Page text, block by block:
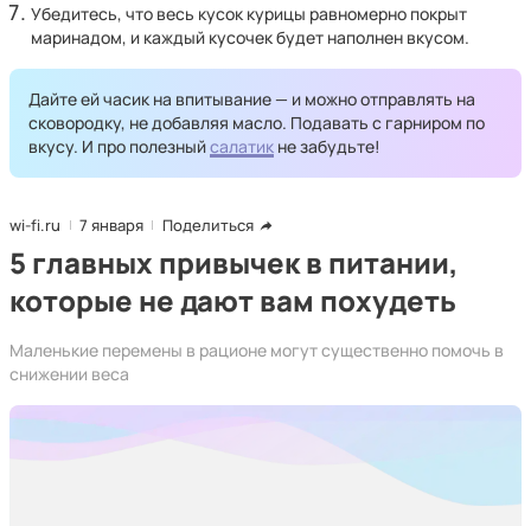
Убедитесь, что весь кусок курицы равномерно покрыт
маринадом, и каждый кусочек будет наполнен вкусом.
Дайте ей часик на впитывание — и можно отправлять на
сковородку, не добавляя масло. Подавать с гарниром по
вкусу. И про полезныйсалатик не забудьте!
wi-fi.ru 7 января Поделиться
5 главных привычек в питании,
которые не дают вам похудеть
Маленькие перемены в рационе могут существенно помочь в
снижении веса